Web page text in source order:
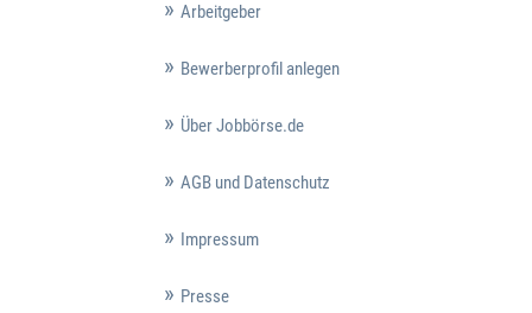
Arbeitgeber
Bewerberprofil anlegen
Über Jobbörse.de
AGB und Datenschutz
Impressum
Presse